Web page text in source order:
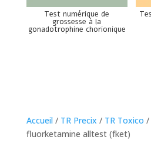
Test numérique de
grossesse à la
gonadotrophine chorionique
Accueil / TR Precix / TR Toxico /
fluorketamine alltest (fket)